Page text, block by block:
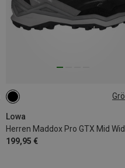
Lowa
199,95 €
42